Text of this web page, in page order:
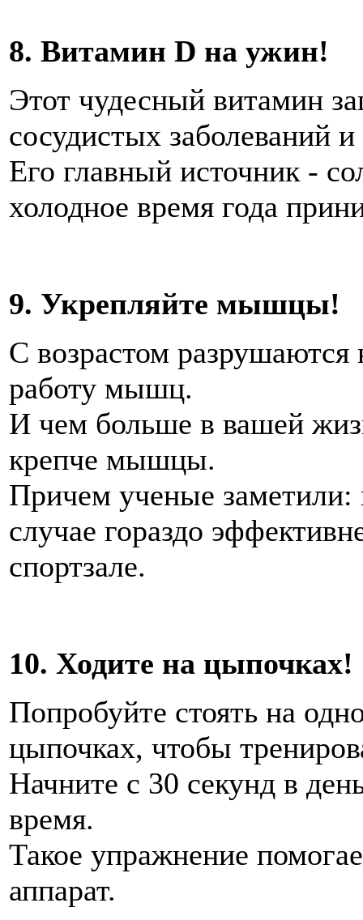
8. Витамин D на ужин!
Этот чудесный витамин
сосудистых заболеваний и
Его главный источник -
холодное время года
9. Укрепляйте мышцы!
С возрастом разрушаются
работу мышц.
И чем больше в вашей
крепче мышцы.
Причем ученые заметили:
случае гораздо
спортзале.
10. Ходите на цыпочках!
Попробуйте стоять на
цыпочках, чтобы
Начните с 30 секунд в
время.
Такое упражнение
аппарат.